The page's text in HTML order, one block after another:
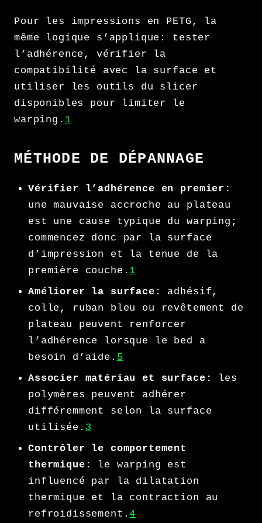
Pour les impressions en PETG, la
même logique s’applique: tester
l’adhérence, vérifier la
compatibilité avec la surface et
utiliser les outils du slicer
disponibles pour limiter le
warping. 1
MÉTHODE DE DÉPANNAGE
Vérifier l’adhérence en premier:
une mauvaise accroche au plateau
est une cause typique du warping;
commencez donc par la surface
d’impression et la tenue de la
première couche. 1
Améliorer la surface:
adhésif,
colle, ruban bleu ou revêtement de
plateau peuvent renforcer
l’adhérence lorsque le bed a
besoin d’aide. 5
Associer matériau et surface:
les
polymères peuvent adhérer
différemment selon la surface
utilisée. 3
Contrôler le comportement
thermique:
le warping est
influencé par la dilatation
thermique et la contraction au
refroidissement.4